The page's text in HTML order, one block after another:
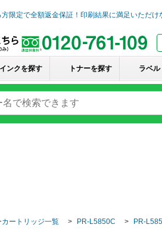
インクを探す トナーを探す ラベ
ートリッジ一覧 PR-L5850C PR-